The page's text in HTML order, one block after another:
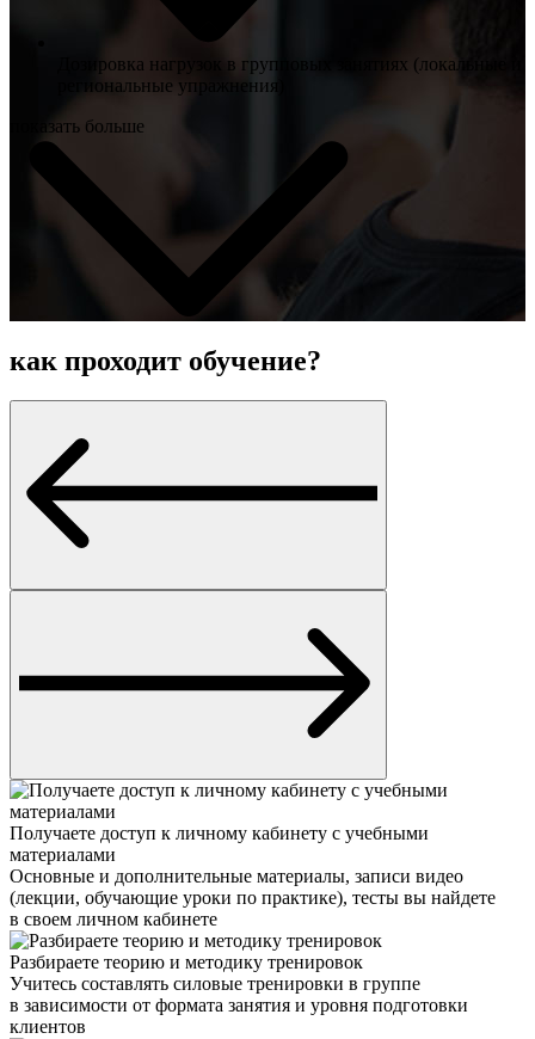
Дозировка нагрузок в групповых занятиях (локальные и
региональные упражнения)
показать больше
как проходит обучение?
Получаете доступ к личному кабинету с учебными
материалами
Основные и дополнительные материалы, записи видео
(лекции, обучающие уроки по практике), тесты вы найдете
в своем личном кабинете
Разбираете теорию и методику тренировок
Учитесь составлять силовые тренировки в группе
в зависимости от формата занятия и уровня подготовки
клиентов